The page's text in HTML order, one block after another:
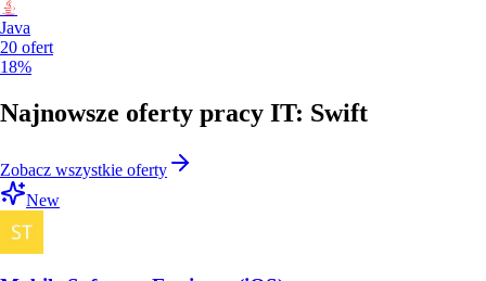
Java
20 ofert
18%
Najnowsze oferty pracy IT: Swift
Zobacz wszystkie oferty
New